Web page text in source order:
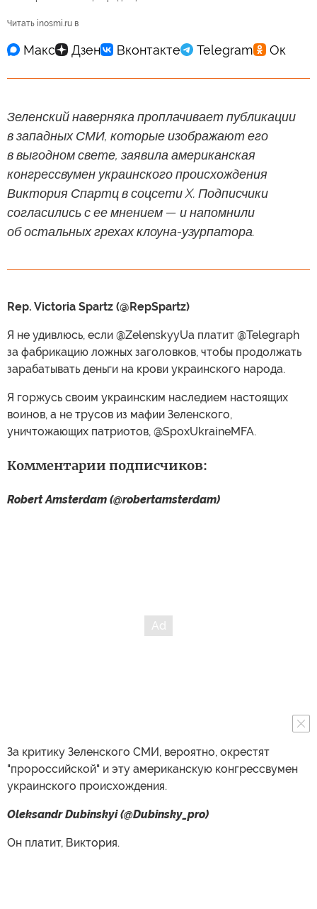
Читать inosmi.ru в
Зеленский наверняка проплачивает публикации
в западных СМИ, которые изображают его
в выгодном свете, заявила американская
конгрессвумен украинского происхождения
Виктория Спартц в соцсети X. Подписчики
согласились с ее мнением — и напомнили
об остальных грехах клоуна-узурпатора.
Rep. Victoria Spartz (@RepSpartz)
Я не удивлюсь, если @ZelenskyyUa платит @Telegraph
за фабрикацию ложных заголовков, чтобы продолжать
зарабатывать деньги на крови украинского народа.
Я горжусь своим украинским наследием настоящих
воинов, а не трусов из мафии Зеленского,
уничтожающих патриотов, @SpoxUkraineMFA.
Комментарии подписчиков:
Robert Amsterdam (@robertamsterdam)
За критику Зеленского СМИ, вероятно, окрестят
"пророссийской" и эту американскую конгрессвумен
украинского происхождения.
Oleksandr Dubinskyi (@Dubinsky_pro)
Он платит, Виктория.